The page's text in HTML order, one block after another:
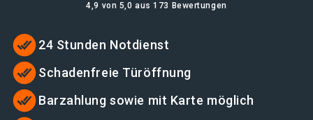
4,9 von 5,0 aus 173 Bewertungen
24 Stunden Notdienst
Schadenfreie Türöffnung
Barzahlung sowie mit Karte möglich